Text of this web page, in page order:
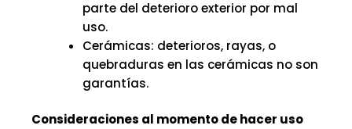
parte del deterioro exterior por mal
uso.
Cerámicas: deterioros, rayas, o
quebraduras en las cerámicas no son
garantías.
Consideraciones al momento de hacer uso